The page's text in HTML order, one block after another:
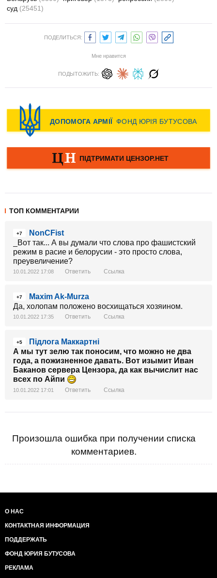
суд (25451)
ПОДЕЛИТЬСЯ:
Мне нравится
ПОДЫТОЖИТЬ:
ТОП КОММЕНТАРИИ
+7
NonCFist
_Вот так... А вы думали что слова про фашистский
режим в расие и белорусии - это просто слова,
преувеличение?
10.01.2022 17:08 Ответить Ссылка
+7
Maxim Ak-Murza
Да, холопам положено восхищаться хозяином.
10.01.2022 17:35 Ответить Ссылка
+5
Підлога Маккартні
А мы тут зелю так поносим, что можно не два
года, а пожизненное давать. Вот изымит Иван
Баканов сервера Цензора, да как вычислит нас
всех по Айпи
10.01.2022 17:01 Ответить Ссылка
Произошла ошибка при получении списка
комментариев.
О НАС
КОНТАКТНАЯ ИНФОРМАЦИЯ
ПОДДЕРЖАТЬ
ФОНД ЮРИЯ БУТУСОВА
РЕКЛАМА